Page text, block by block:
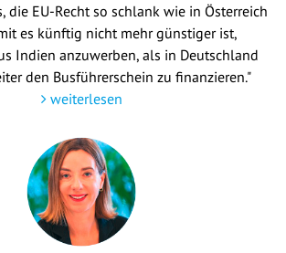
die EU-Recht so schlank wie in Österreich
es künftig nicht mehr günstiger ist,
Indien anzuwerben, als in Deutschland
den Busführerschein zu finanzieren."
weiterlesen